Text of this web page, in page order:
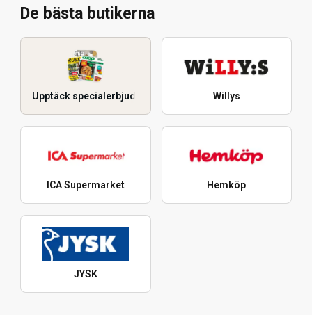
De bästa butikerna
Upptäck specialerbjudanden Willys
ICA Supermarket Hemköp
JYSK